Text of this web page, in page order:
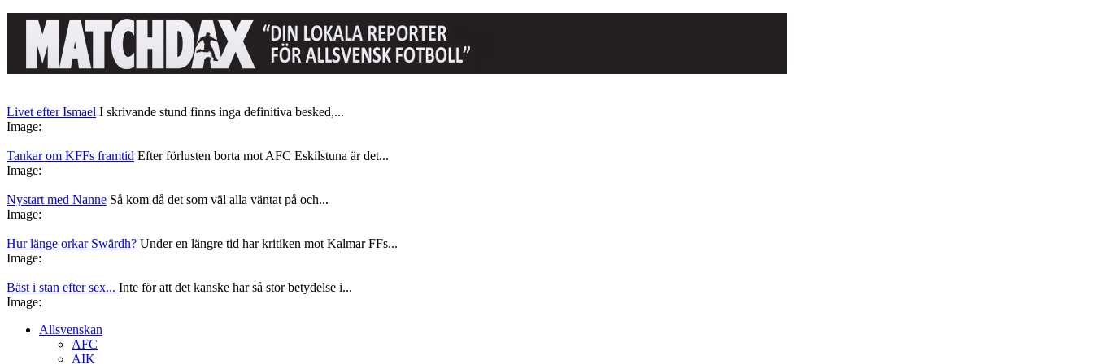
Livet efter Ismael I skrivande stund finns inga definitiva besked,...
Image:
Tankar om KFFs framtid Efter förlusten borta mot AFC Eskilstuna är det...
Image:
Nystart med Nanne Så kom då det som väl alla väntat på och...
Image:
Hur länge orkar Swärdh? Under en längre tid har kritiken mot Kalmar FFs...
Image:
Bäst i stan efter sex... Inte för att det kanske har så stor betydelse i...
Image:
Allsvenskan
AFC
AIK